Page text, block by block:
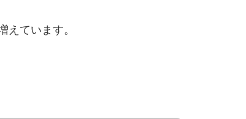
えています。